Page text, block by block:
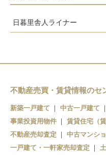
日暮里舎人ライナー
舎人
不動産売買・賃貸情報のセ
新築一戸建て 中古一戸建て
事業投資用物件
賃貸住宅（
不動産売却査定
中古マンシ
一戸建て・一軒家売却査定